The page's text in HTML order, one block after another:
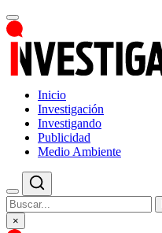
Inicio
Investigación
Investigando
Publicidad
Medio Ambiente
×